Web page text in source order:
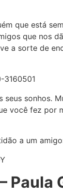
que está
que nos
a sorte de
sonhos.
você fez por
a um
Paula